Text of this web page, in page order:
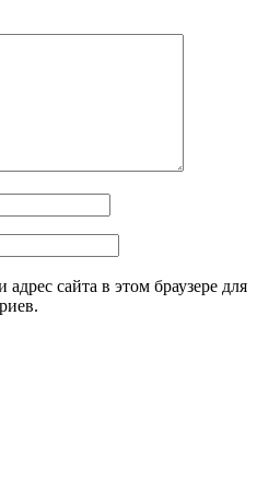
сайта в этом браузере для